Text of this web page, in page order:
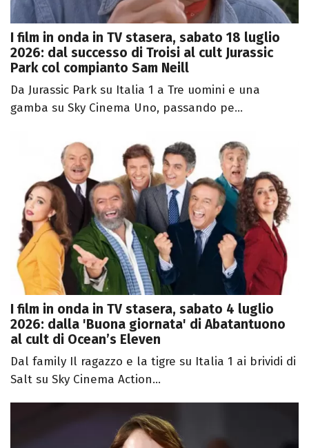
I film in onda in TV stasera, sabato 18 luglio
2026: dal successo di Troisi al cult Jurassic
Park col compianto Sam Neill
Da Jurassic Park su Italia 1 a Tre uomini e una
gamba su Sky Cinema Uno, passando pe...
I film in onda in TV stasera, sabato 4 luglio
2026: dalla 'Buona giornata' di Abatantuono
al cult di Ocean’s Eleven
Dal family Il ragazzo e la tigre su Italia 1 ai brividi di
Salt su Sky Cinema Action...